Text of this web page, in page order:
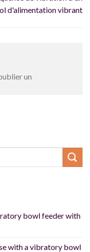
d'alimentation vibrant
un
bowl feeder with
with a vibratory bowl